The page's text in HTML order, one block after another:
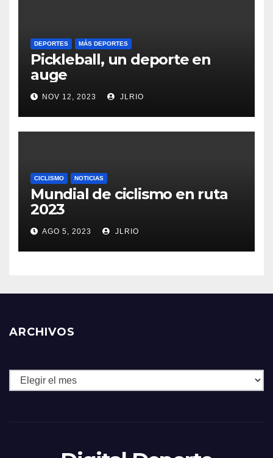
DEPORTES MÁS DEPORTES
Pickleball, un deporte en
auge
NOV 12, 2023 JLRIO
CICLISMO NOTICIAS
Mundial de ciclismo en ruta
2023
AGO 5, 2023 JLRIO
ARCHIVOS
Archivos